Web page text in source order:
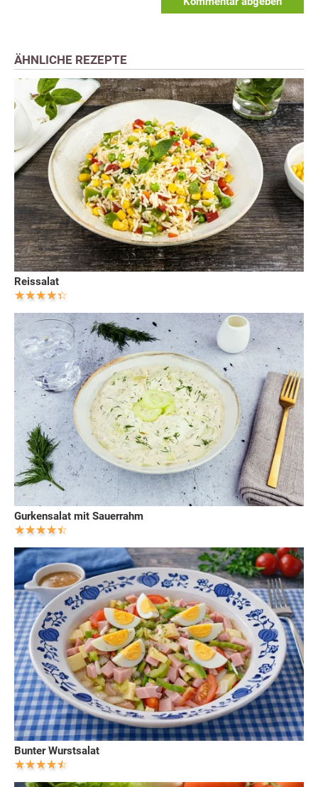
ÄHNLICHE REZEPTE
Reissalat
Gurkensalat mit Sauerrahm
Bunter Wurstsalat